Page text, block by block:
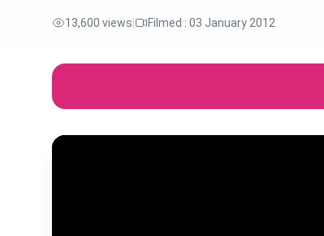
13,600 views Filmed : 03 January 2012